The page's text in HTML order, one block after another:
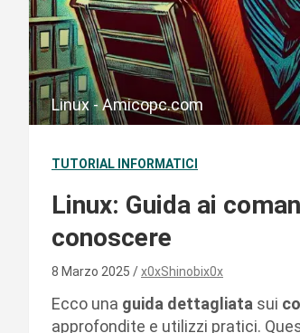
Linux - Amicopc.com
TUTORIAL INFORMATICI
Linux: Guida ai
conoscere
8 Marzo 2025 x0xShinobix0x
Ecco una guida dettagliata sui
approfondite e utilizzi pratici.